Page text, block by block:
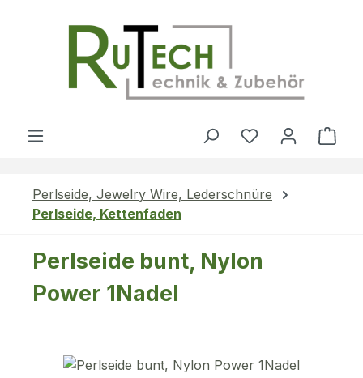
Du hast 0
Perlseide, Jewelry Wire, Lederschnüre
Perlseide, Kettenfaden
Perlseide bunt, Nylon
Power 1Nadel
Bildergalerie überspringen